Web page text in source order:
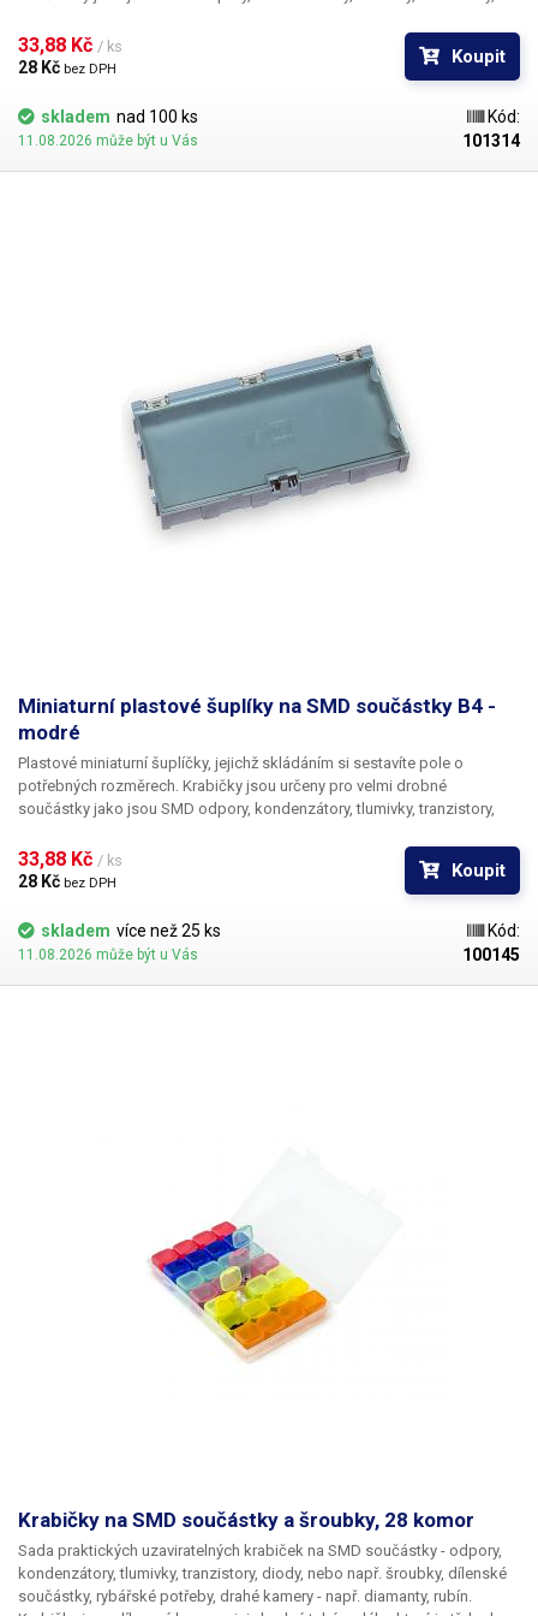
šuplík o vnitřních rozměrech 120 × 53 mm. Shora je průhledný kryt, který
samočinně otevře pružina po odtažení zobáčku.
33,88 Kč / ks
28 Kč bez DPH
Koupit
skladem nad 100 ks
11.08.2026 může být u Vás
Kód:
101314
Miniaturní plastové šuplíky na SMD součástky B4 -
modré
Plastové miniaturní šuplíčky, jejichž skládáním si sestavíte pole o
potřebných rozměrech. Krabičky jsou určeny pro velmi drobné
součástky jako jsou SMD odpory, kondenzátory, tlumivky, tranzistory,
šuplík o vnitřních rozměrech 120 × 53 mm. Shora je průhledný kryt, který
samočinně otevře pružina po odtažení zobáčku.
33,88 Kč / ks
28 Kč bez DPH
Koupit
skladem více než 25 ks
11.08.2026 může být u Vás
Kód:
100145
Krabičky na SMD součástky a šroubky, 28 komor
Sada praktických uzaviratelných krabiček na SMD součástky - odpory,
kondenzátory, tlumivky, tranzistory, diody, nebo např. šroubky, dílenské
součástky, rybářské potřeby, drahé kamery - např. diamanty, rubín.